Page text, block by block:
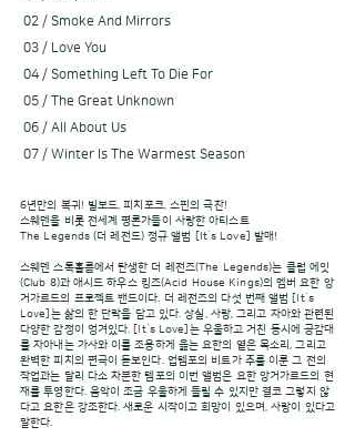
02 / Smoke And Mirrors
03 / Love You
04 / Something Left To Die For
05 / The Great Unknown
06 / All About Us
07 / Winter Is The Warmest Season
6년만의 복귀! 빌보드, 피치포크, 스핀의 극찬!
스웨덴을 비롯 전세계 평론가들이 사랑한 아티스트
The Legends (더 레전드) 정규 앨범 [It`s Love] 발매!
스웨덴 스톡홀름에서 탄생한 더 레전즈(The Legends)는 클럽 에잇
(Club 8)과 애시드 하우스 킹즈(Acid House Kings)의 멤버 요한 앙
거가르드의 프로젝트 밴드이다. 더 레전즈의 다섯 번째 앨범 [It`s
Love]는 삶의 한 단락을 담고 있다. 상실, 사랑, 그리고 자아와 관련된
다양한 감정이 엉겨있다. [It`s Love]는 우울하고 거친 동시에 공감대
를 자아내는 가사와 이를 조용하게 읊는 요한의 옅은 목소리, 그리고
완벽한 피치의 편곡이 돋보인다. 업템포의 비트가 주를 이룬 그 전의
작업과는 달리 다소 차분한 템포의 이번 앨범은 요한 앙거가르드의 현
재를 투영한다. 음악이 조금 우울하게 들릴 수 있지만 결코 그렇지 않
다고 요한은 강조한다. 새로운 시작이고 희망이 있으며, 사랑이 있다고
말한다.